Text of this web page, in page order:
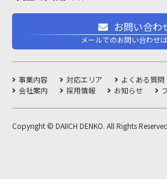
お問い合わ
メールでのお問い合わせ
事業内容 対応エリア よくある質問
会社案内
採用情報 お知らせ
Copyright © DAIICH DENKO. All Rights